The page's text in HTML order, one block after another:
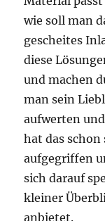
wie soll man
gescheites
diese
und machen
man sein
aufwerten
hat das schon
aufgegriffen
sich darauf
kleiner
anbietet.